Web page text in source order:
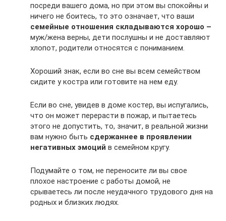
посреди вашего дома, но при этом вы спокойны и
ничего не боитесь, то это означает, что ваши
семейные отношения складываются хорошо –
муж/жена верны, дети послушны и не доставляют
хлопот, родители относятся с пониманием.
Хороший знак, если во сне вы всем семейством
сидите у костра или готовите на нем еду.
Если во сне, увидев в доме костер, вы испугались,
что он может перерасти в пожар, и пытаетесь
этого не допустить, то, значит, в реальной жизни
вам нужно быть сдержаннее в проявлении
негативных эмоций в семейном кругу.
Подумайте о том, не переносите ли вы свое
плохое настроение с работы домой, не
срываетесь ли после неудачного трудового дня на
родных и близких людях.